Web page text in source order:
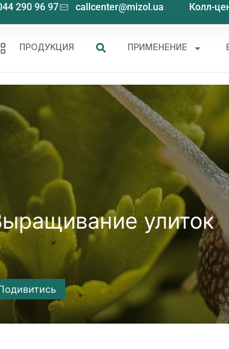
290 96 97 callcenter@mizol.ua Колл-
ПРОДУКЦИЯ ПРИМЕНЕНИЕ
улиток